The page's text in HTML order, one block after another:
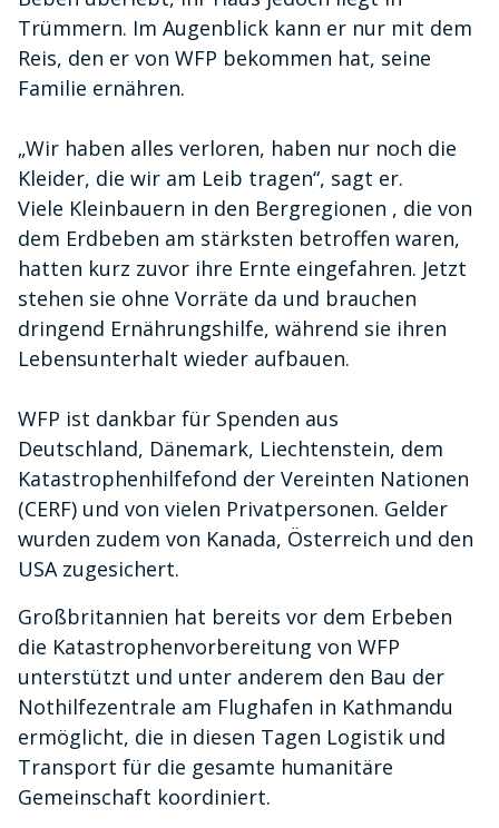
Trümmern. Im Augenblick kann er nur mit dem
Reis, den er von WFP bekommen hat, seine
Familie ernähren.
„Wir haben alles verloren, haben nur noch die
Kleider, die wir am Leib tragen“, sagt er.
Viele Kleinbauern in den Bergregionen , die von
dem Erdbeben am stärksten betroffen waren,
hatten kurz zuvor ihre Ernte eingefahren. Jetzt
stehen sie ohne Vorräte da und brauchen
dringend Ernährungshilfe, während sie ihren
Lebensunterhalt wieder aufbauen.
WFP ist dankbar für Spenden aus
Deutschland, Dänemark, Liechtenstein, dem
Katastrophenhilfefond der Vereinten Nationen
(CERF) und von vielen Privatpersonen. Gelder
wurden zudem von Kanada, Österreich und den
USA zugesichert.
Großbritannien hat bereits vor dem Erbeben
die Katastrophenvorbereitung von WFP
unterstützt und unter anderem den Bau der
Nothilfezentrale am Flughafen in Kathmandu
ermöglicht, die in diesen Tagen Logistik und
Transport für die gesamte humanitäre
Gemeinschaft koordiniert.